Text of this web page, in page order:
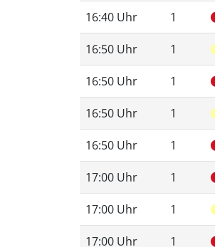
16:40 Uhr 1
16:50 Uhr 1
16:50 Uhr 1
16:50 Uhr 1
16:50 Uhr 1
17:00 Uhr 1
17:00 Uhr 1
17:00 Uhr 1